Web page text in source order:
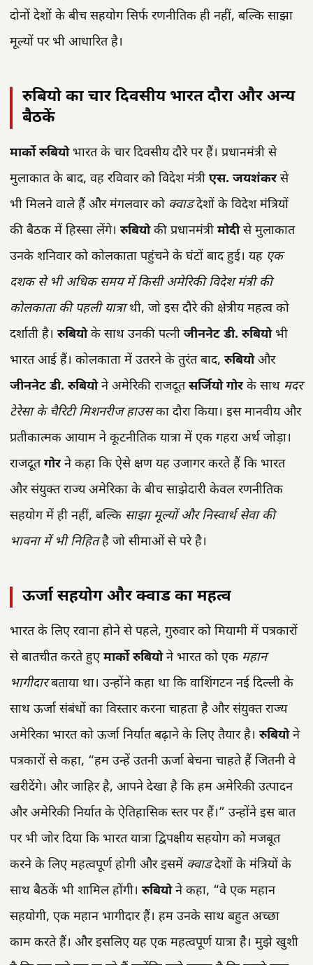
दोनों देशों के बीच सहयोग सिर्फ रणनीतिक ही नहीं, बल्कि साझा
मूल्यों पर भी आधारित है।
रुबियो का चार दिवसीय भारत दौरा और अन्य
बैठकें
मार्को रुबियोभारत के चार दिवसीय दौरे पर हैं। प्रधानमंत्री से
मुलाकात के बाद, वह रविवार को विदेश मंत्री एस. जयशंकरसे
भी मिलने वाले हैं और मंगलवार को क्वाडदेशों के विदेश मंत्रियों
की बैठक में हिस्सा लेंगे। रुबियोकी प्रधानमंत्री मोदीसे मुलाकात
उनके शनिवार को कोलकाता पहुंचने के घंटों बाद हुई। यह एक
दशक से भी अधिक समय में किसी अमेरिकी विदेश मंत्री की
कोलकाता की पहली यात्राथी, जो इस दौरे की क्षेत्रीय महत्व को
दर्शाती है। रुबियोके साथ उनकी पत्नी जीननेट डी. रुबियोभी
भारत आई हैं। कोलकाता में उतरने के तुरंत बाद, रुबियोऔर
जीननेट डी. रुबियोने अमेरिकी राजदूतसर्जियो गोरके साथ मदर
टेरेसा के चैरिटी मिशनरीज हाउसका दौरा किया। इस मानवीय और
प्रतीकात्मक आयाम ने कूटनीतिक यात्रा में एक गहरा अर्थ जोड़ा।
राजदूतगोरने कहा कि ऐसे क्षण यह उजागर करते हैं कि भारत
और संयुक्त राज्य अमेरिका के बीच साझेदारी केवल रणनीतिक
सहयोग में ही नहीं, बल्कि साझा मूल्यों और निस्वार्थ सेवा की
भावना में भी निहितहै जो सीमाओं से परे है।
ऊर्जा सहयोग और क्वाड का महत्व
भारत के लिए रवाना होने से पहले, गुरुवार को मियामी में पत्रकारों
से बातचीत करते हुएमार्को रुबियोने भारत को एक महान
भागीदारबताया था। उन्होंने कहा था कि वाशिंगटन नई दिल्ली के
साथ ऊर्जा संबंधों का विस्तार करना चाहता है और संयुक्त राज्य
अमेरिका भारत को ऊर्जा निर्यात बढ़ाने के लिए तैयार है। रुबियोने
पत्रकारों से कहा, “हम उन्हें उतनी ऊर्जा बेचना चाहते हैं जितनी वे
खरीदेंगे। और जाहिर है, आपने देखा है कि हम अमेरिकी उत्पादन
और अमेरिकी निर्यात के ऐतिहासिक स्तर पर हैं।” उन्होंने इस बात
पर भी जोर दिया कि भारत यात्रा द्विपक्षीय सहयोग को मजबूत
करने के लिए महत्वपूर्ण होगी और इसमें क्वाडदेशों के मंत्रियों के
साथ बैठकें भी शामिल होंगी। रुबियोने कहा, “वे एक महान
सहयोगी, एक महान भागीदार हैं। हम उनके साथ बहुत अच्छा
काम करते हैं। और इसलिए यह एक महत्वपूर्ण यात्रा है। मुझे खुशी